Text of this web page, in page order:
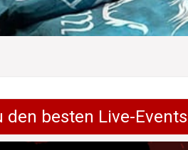
den besten Live-Events